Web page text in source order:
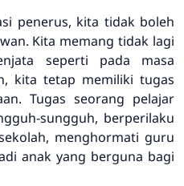
penerus, kita tidak boleh
Kita memang tidak lagi
seperti pada masa
kita tetap memiliki tugas
Tugas seorang pelajar
sungguh, berperilaku
menghormati guru
anak yang berguna bagi